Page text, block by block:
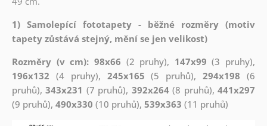
1) Samolepící fototapety - běžné rozměry (motiv
tapety zůstává stejný, mění se jen velikost)
Rozměry (v cm): 98x66 (2 pruhy), 147x99 (3 pruhy),
196x132 (4 pruhy), 245x165 (5 pruhů),294x198 (6
pruhů),343x231 (7 pruhů), 392x264(8 pruhů),441x297
(9 pruhů), 490x330 (10 pruhů), 539x363 (11 pruhů)